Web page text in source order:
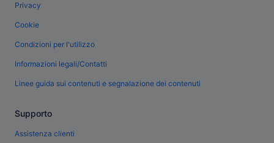
Privacy
Cookie
Condizioni per l'utilizzo
Informazioni legali/Contatti
Linee guida sui contenuti e segnalazione dei contenuti
Supporto
Assistenza clienti